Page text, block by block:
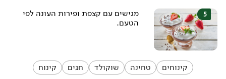
מגישים עם קצפת ופירות העונה לפי
הטעם.
קינוחים טחינה שוקולד חגים קינוח